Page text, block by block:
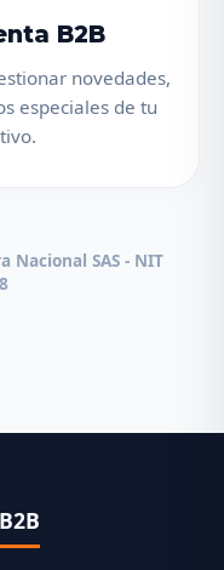
B2B
novedades,
especiales de tu
Nacional SAS - NIT